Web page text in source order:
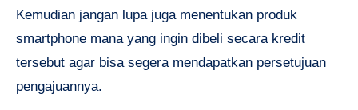
Kemudian jangan lupa juga menentukan produk
smartphone mana yang ingin dibeli secara kredit
tersebut agar bisa segera mendapatkan persetujuan
pengajuannya.